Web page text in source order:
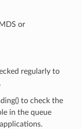
or
regularly to
to check the
in the queue